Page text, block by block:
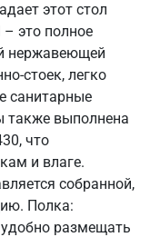
этот стол
это полное
нержавеющей
стоек, легко
санитарные
также выполнена
что
и влаге.
собранной,
Полка:
размещать